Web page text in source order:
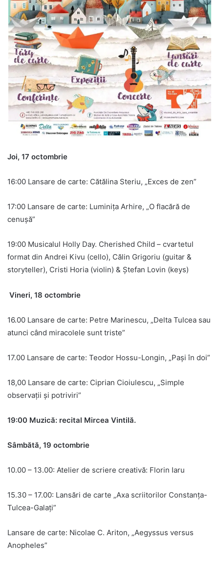
Joi, 17 octombrie
16:00 Lansare de carte: Cătălina Steriu, „Exces de zen”
17:00 Lansare de carte: Luminița Arhire, „O flacără de
cenușă”
19:00 Musicalul Holly Day. Cherished Child – cvartetul
format din Andrei Kivu (cello), Călin Grigoriu (guitar &
storyteller), Cristi Horia (violin) & Ștefan Lovin (keys)
Vineri, 18 octombrie
16.00 Lansare de carte: Petre Marinescu, „Delta Tulcea sau
atunci când miracolele sunt triste”
17.00 Lansare de carte: Teodor Hossu-Longin, „Pași în doi”
18,00 Lansare de carte: Ciprian Cioiulescu, „Simple
observații și potriviri”
19:00 Muzică: recital Mircea Vintilă.
Sâmbătă, 19 octombrie
10.00 – 13.00: Atelier de scriere creativă: Florin Iaru
15.30 – 17.00: Lansări de carte „Axa scriitorilor Constanța-
Tulcea-Galați”
Lansare de carte: Nicolae C. Ariton, „Aegyssus versus
Anopheles”